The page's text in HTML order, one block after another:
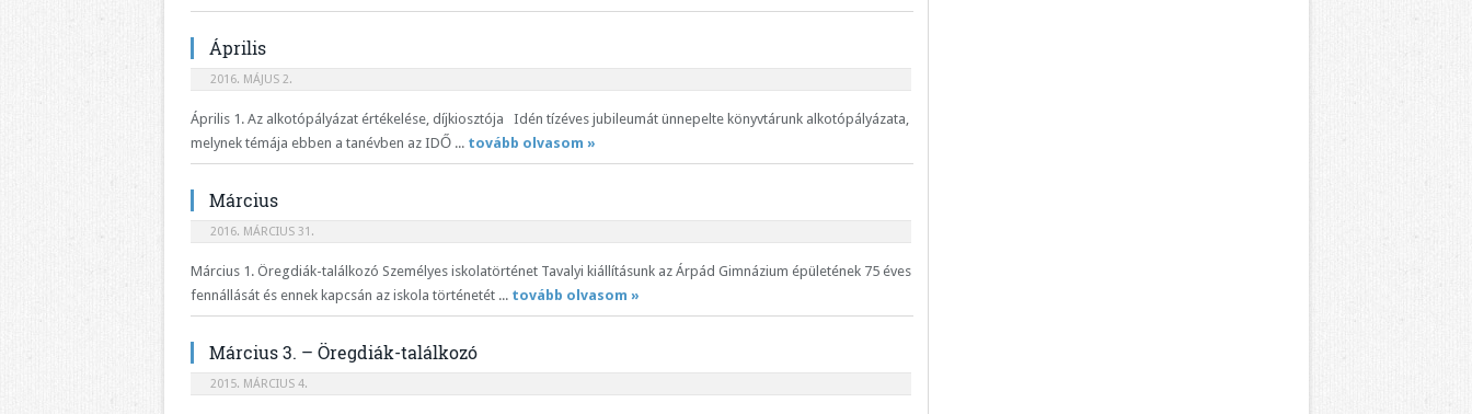
Április
2016. MÁJUS 2.
Április 1. Az alkotópályázat értékelése, díjkiosztója Idén tízéves jubileumát ünnepelte könyvtárunk alkotópályázata,
melynek témája ebben a tanévben az IDŐ ... tovább olvasom »
Március
2016. MÁRCIUS 31.
Március 1. Öregdiák-találkozó Személyes iskolatörténet Tavalyi kiállításunk az Árpád Gimnázium épületének 75 éves
fennállását és ennek kapcsán az iskola történetét ... tovább olvasom »
Március 3. – Öregdiák-találkozó
2015. MÁRCIUS 4.